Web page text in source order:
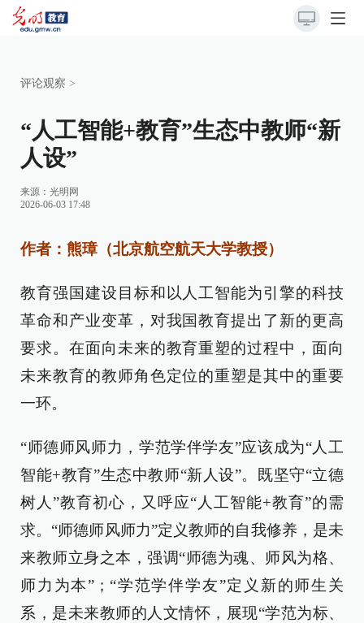
评论观察 >
“人工智能+教育”生态中教师“新
人设”
来源： 光明网
2026-06-03 17:48
作者：熊璋（北京航空航天大学教授）
教育强国建设目标和以人工智能为引擎的科技
革命和产业变革，对我国教育提出了新的更高
要求。在面向未来的教育重塑的过程中，面向
未来教育的教师角色定位的重塑是其中的重要
一环。
“师德师风师力，学范学伴学友”应该成为“人工
智能+教育”生态中教师“新人设”。既坚守“立德
树人”教育初心，又呼应“人工智能+教育”的需
求。“师德师风师力”定义教师的自我修养，是未
来教师立身之本，强调“师德为魂、师风为格、
师力为本”；“学范学伴学友”定义新的师生关
系，是未来教师的人文情怀，展现“学范为标、